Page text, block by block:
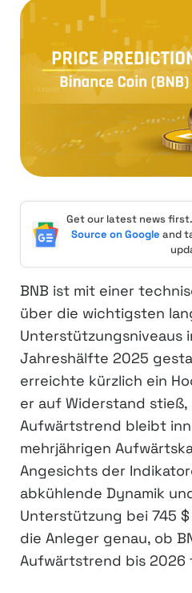
Get our latest news first.
Source on Google and
BNB ist mit einer
über die wichtigsten
Unterstützungsniveaus
Jahreshälfte 2025
erreichte kürzlich ein
er auf Widerstand
Aufwärtstrend bleibt
mehrjährigen
Angesichts der
abkühlende Dynamik
Unterstützung bei 745
die Anleger genau, ob
Aufwärtstrend bis 2026